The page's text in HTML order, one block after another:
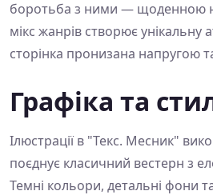
боротьба з ними — щоденною
мікс жанрів створює унікальну
сторінка пронизана напругою
Графіка та
Ілюстрації в "Текс. Месник"
поєднує класичний вестерн з
Темні кольори, детальні фони